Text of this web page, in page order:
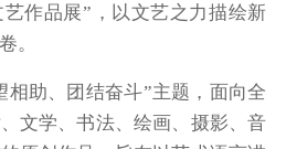
作品展”，以文艺之力描绘新
。
相助、团结奋斗”主题，面向全
文学、书法、绘画、摄影、音